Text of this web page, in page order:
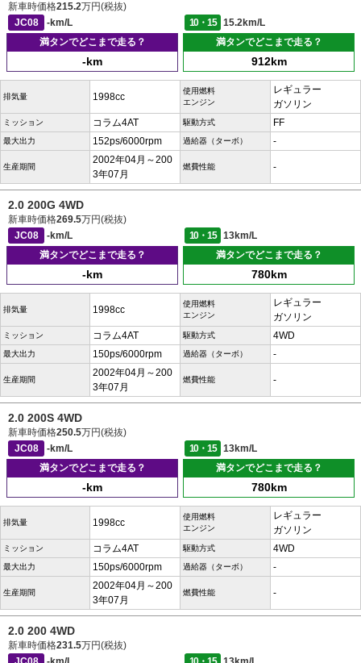
新車時価格215.2万円(税抜)
JC08
-km/L 10・15
15.2km/L
満タンでどこまで走る？
-km
満タンでどこまで走る？
912km
排気量 1998cc
使用燃料
エンジン
レギュラー
ガソリン
ミッション コラム4AT 駆動方式 FF
最大出力 152ps/6000rpm 過給器（ターボ） -
生産期間
2002年04月～200
3年07月
燃費性能 -
2.0 200G 4WD
新車時価格269.5万円(税抜)
JC08
-km/L 10・15
13km/L
満タンでどこまで走る？
-km
満タンでどこまで走る？
780km
排気量 1998cc
使用燃料
エンジン
レギュラー
ガソリン
ミッション コラム4AT 駆動方式 4WD
最大出力 150ps/6000rpm 過給器（ターボ） -
生産期間
2002年04月～200
3年07月
燃費性能 -
2.0 200S 4WD
新車時価格250.5万円(税抜)
JC08
-km/L 10・15
13km/L
満タンでどこまで走る？
-km
満タンでどこまで走る？
780km
排気量 1998cc
使用燃料
エンジン
レギュラー
ガソリン
ミッション コラム4AT 駆動方式 4WD
最大出力 150ps/6000rpm 過給器（ターボ） -
生産期間
2002年04月～200
3年07月
燃費性能 -
2.0 200 4WD
新車時価格231.5万円(税抜)